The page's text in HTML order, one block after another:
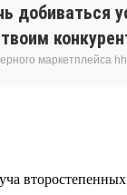
добиваться
маркетплейса